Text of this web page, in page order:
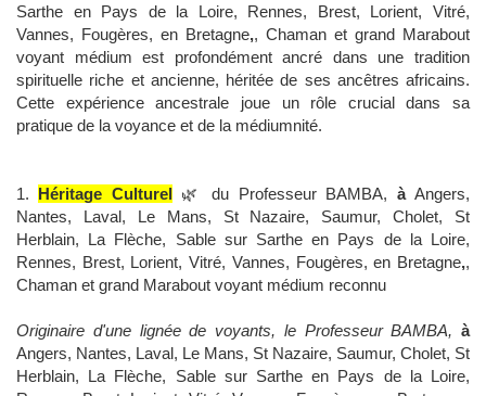
Sarthe en Pays de la Loire, Rennes, Brest, Lorient, Vitré,
Vannes, Fougères, en Bretagne,, Chaman et grand Marabout
voyant médium est profondément ancré dans une tradition
spirituelle riche et ancienne, héritée de ses ancêtres africains.
Cette expérience ancestrale joue un rôle crucial dans sa
pratique de la voyance et de la médiumnité.
1. Héritage Culturel 🌿 du Professeur BAMBA, àAngers,
Nantes, Laval, Le Mans, St Nazaire, Saumur, Cholet, St
Herblain, La Flèche, Sable sur Sarthe en Pays de la Loire,
Rennes, Brest, Lorient, Vitré, Vannes, Fougères, en Bretagne,,
Chaman et grand Marabout voyant médium reconnu
Originaire d'une lignée de voyants, le Professeur BAMBA, à
Angers, Nantes, Laval, Le Mans, St Nazaire, Saumur, Cholet, St
Herblain, La Flèche, Sable sur Sarthe en Pays de la Loire,